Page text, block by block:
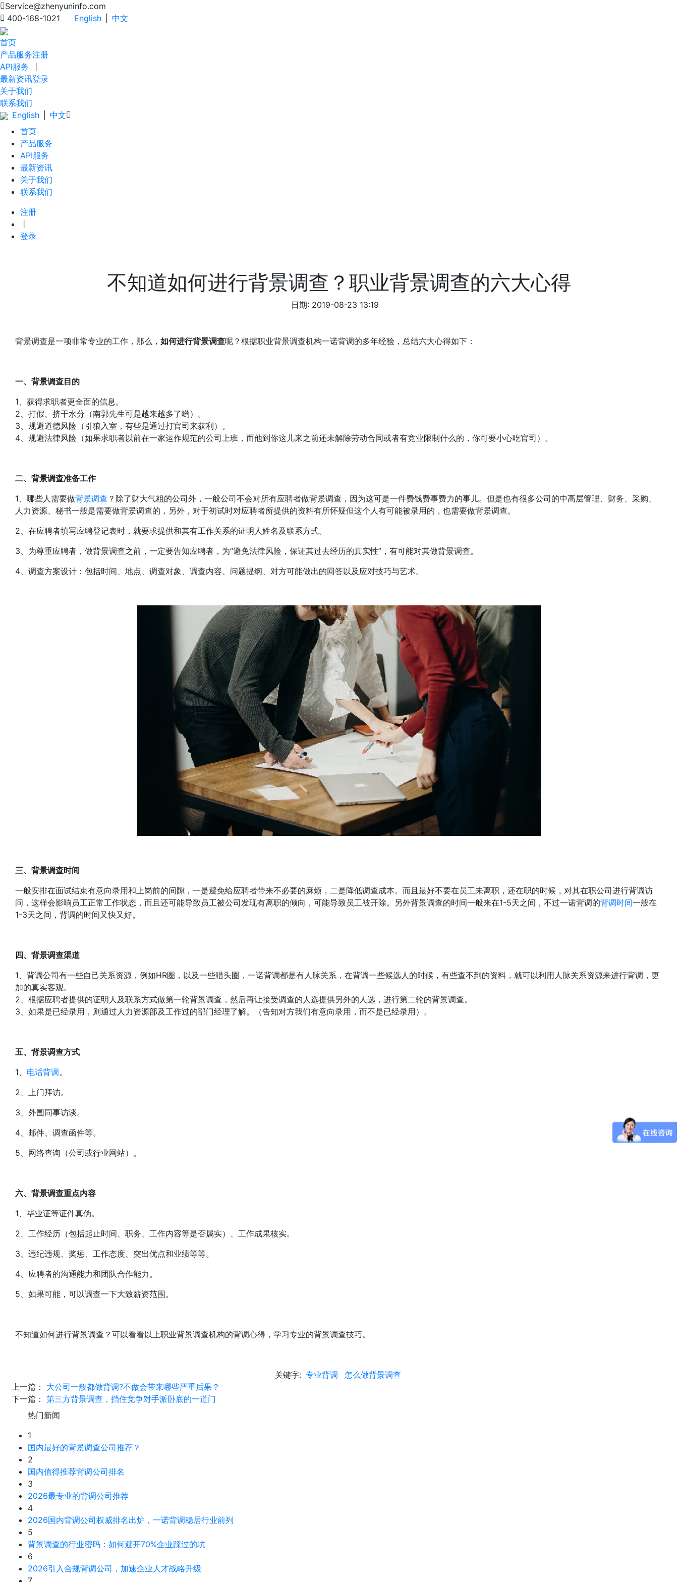
Service@zhenyuninfo.com
400-168-1021
English 中文
首页
产品服务
API服务
最新资讯
关于我们
联系我们
注册
登录
English
中文
首页
产品服务
API服务
最新资讯
关于我们
联系我们
注册
登录
不知道如何进行背景调查？职业背景调查的六大心得
日期: 2019-08-23 13:19
背景调查是一项非常专业的工作，那么， 如何进行背景调查呢？根据职业背景调查机构一诺背调的多年经验，总结六大心得如下：
一、背景调查目的
1、获得求职者更全面的信息。
2、打假、挤干水分（南郭先生可是越来越多了哟）。
3、规避道德风险（引狼入室，有些是通过打官司来获利）。
4、规避法律风险（如果求职者以前在一家运作规范的公司上班，而他到你这儿来之前还未解除劳动合同或者有竞业限制什么的，你可要小心吃官司）。
二、背景调查准备工作
1、哪些人需要做背景调查 ？除了财大气粗的公司外，一般公司不会对所有应聘者做背景调查，因为这可是一件费钱费事费力的事儿。但是也有很多公司的中高层管理、财务、采购、
人力资源、秘书一般是需要做背景调查的，另外，对于初试时对应聘者所提供的资料有所怀疑但这个人有可能被录用的，也需要做背景调查。
2、在应聘者填写应聘登记表时，就要求提供和其有工作关系的证明人姓名及联系方式。
3、为尊重应聘者，做背景调查之前，一定要告知应聘者，为“避免法律风险，保证其过去经历的真实性”，有可能对其做背景调查。
4、调查方案设计：包括时间、地点、调查对象、调查内容、问题提纲、对方可能做出的回答以及应对技巧与艺术。
三、背景调查时间
一般安排在面试结束有意向录用和上岗前的间隙，一是避免给应聘者带来不必要的麻烦，二是降低调查成本。而且最好不要在员工未离职，还在职的时候，对其在职公司进行背调访
问，这样会影响员工正常工作状态，而且还可能导致员工被公司发现有离职的倾向，可能导致员工被开除。另外背景调查的时间一般来在1-5天之间，不过一诺背调的背调时间一般在
1-3天之间，背调的时间又快又好。
四、背景调查渠道
1、背调公司有一些自己关系资源，例如HR圈，以及一些猎头圈，一诺背调都是有人脉关系，在背调一些候选人的时候，有些查不到的资料，就可以利用人脉关系资源来进行背调，更
加的真实客观。
2、根据应聘者提供的证明人及联系方式做第一轮背景调查，然后再让接受调查的人选提供另外的人选，进行第二轮的背景调查。
3、如果是已经录用，则通过人力资源部及工作过的部门经理了解。（告知对方我们有意向录用，而不是已经录用）。
五、背景调查方式
1、 电话背调。
2、上门拜访。
3、外围同事访谈。
4、邮件、调查函件等。
5、网络查询（公司或行业网站）。
六、背景调查重点内容
1、毕业证等证件真伪。
2、工作经历（包括起止时间、职务、工作内容等是否属实）、工作成果核实。
3、违纪违规、奖惩、工作态度、突出优点和业绩等等。
4、应聘者的沟通能力和团队合作能力。
5、如果可能，可以调查一下大致薪资范围。
不知道如何进行背景调查？可以看看以上职业背景调查机构的背调心得，学习专业的背景调查技巧。
关键字: 专业背调
怎么做背景调查
上一篇：
大公司一般都做背调?不做会带来哪些严重后果？
下一篇： 第三方背景调查，挡住竞争对手派卧底的一道门
热门新闻
1
国内最好的背景调查公司推荐？
2
国内值得推荐背调公司排名
3
2026最专业的背调公司推荐
4
2026国内背调公司权威排名出炉，一诺背调稳居行业前列
5
背景调查的行业密码：如何避开70%企业踩过的坑
6
2026引入合规背调公司，加速企业人才战略升级